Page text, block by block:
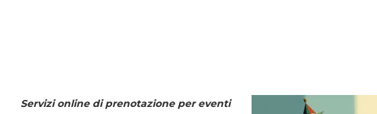
Servizi online di prenotazione per eventi